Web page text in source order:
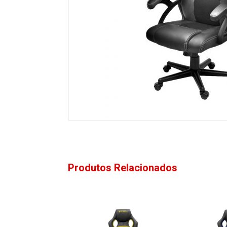
Produtos Relacionados